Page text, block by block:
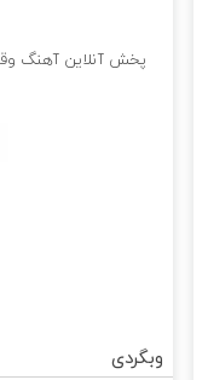
پخش آنلاین آهنگ
وبگردی